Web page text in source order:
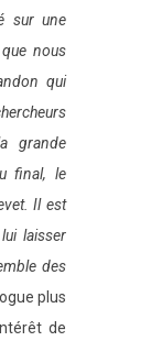
sur une
nous
qui
grande
final, le
Il est
laisser
des
plus
de